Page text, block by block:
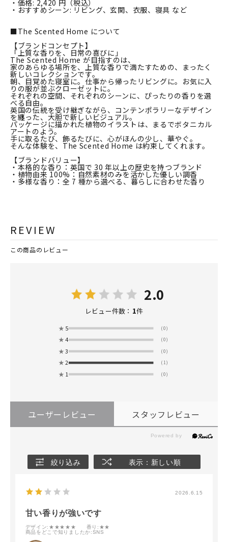
・価格: 2,420 円（税込）
・おすすめシーン: リビング、玄関、衣服、寝具 など
■The Scented Home について
【ブランドコンセプト】
「上質な香りを、日常の喜びに」
The Scented Home が目指すのは、
家のあらゆる場所を、上質な香りで満たすための、まったく
新しいコレクションです。
朝、目覚めた寝室に。仕事から帰ったリビングに。お気に入
りの服が並ぶクローゼットに。
それぞれの空間、それぞれのシーンに、ぴったりの香りを選
べる自由。
英国の伝統を受け継ぎながら、コンテンポラリーなデザイン
を纏った、大胆で新しいビジュアル。
パッケージに描かれた植物のイラストは、まるでボタニカル
アートのよう。
手に取るたび、飾るたびに、心がほんの少し、華やぐ。
そんな体験を、The Scented Home は約束してくれます。
【ブランドバリュー】
・本格的な香り：英国で 30 年以上の歴史を持つブランド
・植物由来 100%：自然素材のみを活かした優しい調香
・多様な香り：全 7 種から選べる、暮らしに合わせた香り
REVIEW
この商品のレビュー
2.0
レビュー件数： 1件
★ 5 (0)
★ 4 (0)
★ 3 (0)
★ 2 (1)
★ 1 (0)
ユーザーレビュー スタッフレビュー
絞り込み 表示：新しい順
2026.6.15
甘い香りが強いです
デザイン:★★★★★ 香り :★★
商品をどこで知りましたか:SNS